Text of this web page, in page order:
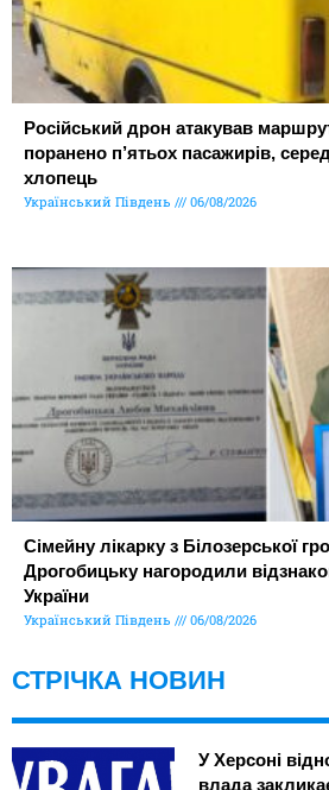
Російський дрон атакував
поранено п’ятьох пасажирів,
хлопець
Український Південь 06/08/2026
Сімейну лікарку з Білозерської
Дрогобицьку нагородили
України
Український Південь 06/08/2026
СТРІЧКА НОВИН
У Херсоні
влада